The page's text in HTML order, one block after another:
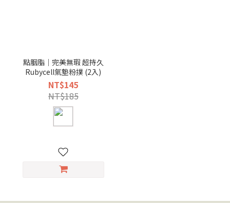
點胭脂｜完美無瑕 超持久
Rubycell氣墊粉撲 (2入)
NT$145
NT$185